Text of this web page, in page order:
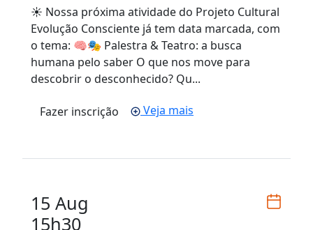
☀️ Nossa próxima atividade do Projeto Cultural
Evolução Consciente já tem data marcada, com
o tema: 🧠🎭 Palestra & Teatro: a busca
humana pelo saber O que nos move para
descobrir o desconhecido? Qu...
Fazer inscrição Veja mais
15 Aug
15h30